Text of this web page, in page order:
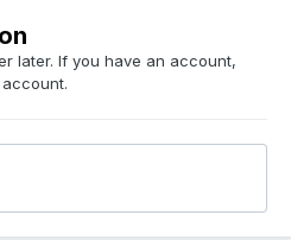
later. If you have an account,